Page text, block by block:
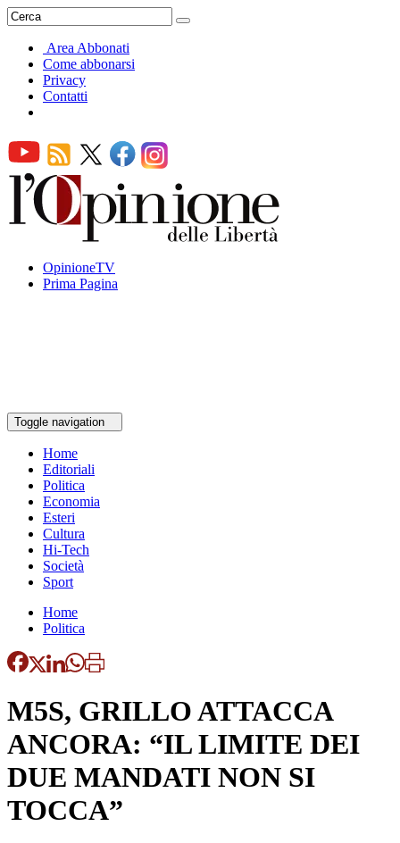
Area Abbonati
Come abbonarsi
Privacy
Contatti
OpinioneTV
Prima Pagina
Toggle navigation
Home
Editoriali
Politica
Economia
Esteri
Cultura
Hi-Tech
Società
Sport
Home
Politica
M5S, GRILLO ATTACCA
ANCORA: “IL LIMITE DEI
DUE MANDATI NON SI
TOCCA”